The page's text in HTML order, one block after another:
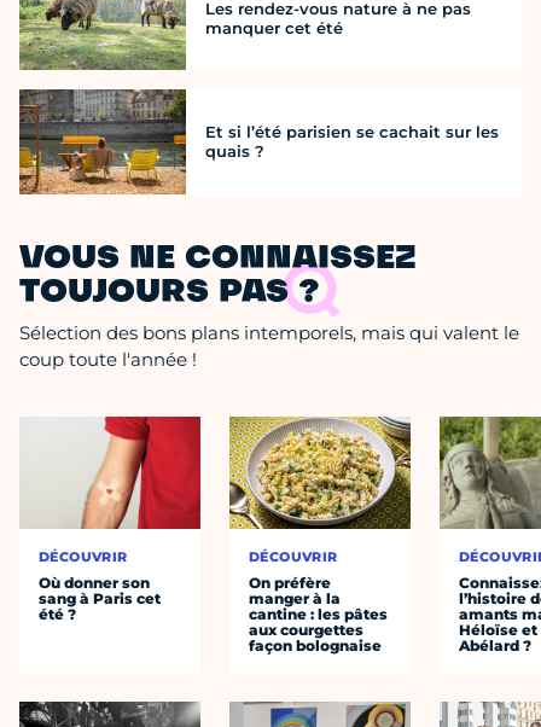
Les rendez-vous nature à ne pas
manquer cet été
Et si l’été parisien se cachait sur les
quais ?
VOUS NE CONNAISSEZ
TOUJOURS PAS ?
Sélection des bons plans intemporels, mais qui valent le
coup toute l'année !
DÉCOUVRIR
Où donner son
sang à Paris cet
été ?
DÉCOUVRIR
On préfère
manger à la
cantine : les pâtes
aux courgettes
façon bolognaise
l’histoire
amants
Héloïse et
Abélard ?